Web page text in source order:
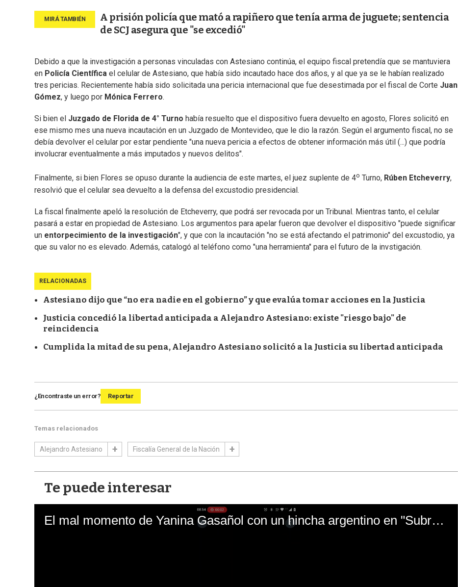
A prisión policía que mató a rapiñero que tenía arma de juguete; sentencia
de SCJ asegura que "se excedió"
Debido a que la investigación a personas vinculadas con Astesiano continúa, el equipo fiscal pretendía que se mantuviera
en Policía Científica el celular de Astesiano, que había sido incautado hace dos años, y al que ya se le habían realizado
tres pericias. Recientemente había sido solicitada una pericia internacional que fue desestimada por el fiscal de Corte Juan
Gómez, y luego por Mónica Ferrero.
Si bien el Juzgado de Florida de 4° Turno había resuelto que el dispositivo fuera devuelto en agosto, Flores solicitó en
ese mismo mes una nueva incautación en un Juzgado de Montevideo, que le dio la razón. Según el argumento fiscal, no se
debía devolver el celular por estar pendiente "una nueva pericia a efectos de obtener información más útil (...) que podría
involucrar eventualmente a más imputados y nuevos delitos".
Finalmente, si bien Flores se opuso durante la audiencia de este martes, el juez suplente de 4o Turno, Rúben Etcheverry,
resolvió que el celular sea devuelto a la defensa del excustodio presidencial.
La fiscal finalmente apeló la resolución de Etcheverry, que podrá ser revocada por un Tribunal. Mientras tanto, el celular
pasará a estar en propiedad de Astesiano. Los argumentos para apelar fueron que devolver el dispositivo "puede significar
un entorpecimiento de la investigación", y que con la incautación "no se está afectando el patrimonio" del excustodio, ya
que su valor no es elevado. Además, catalogó al teléfono como "una herramienta" para el futuro de la invstigación.
RELACIONADAS
Astesiano dijo que “no era nadie en el gobierno” y que evalúa tomar acciones en la Justicia
Justicia concedió la libertad anticipada a Alejandro Astesiano: existe "riesgo bajo" de
reincidencia
Cumplida la mitad de su pena, Alejandro Astesiano solicitó a la Justicia su libertad anticipada
¿Encontraste un error? Reportar
Temas relacionados
Alejandro Astesiano Fiscalía General de la Nación
Te puede interesar
El mal momento de Yanina Gasañol con un hincha argentino en "Subrayado"